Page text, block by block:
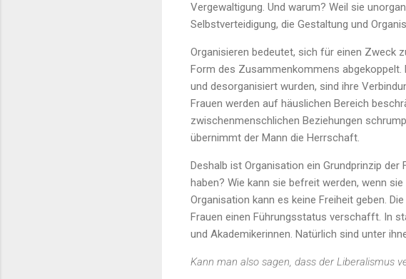
Vergewaltigung. Und warum? Weil sie
Selbstverteidigung, die Gestaltung und
Organisieren bedeutet, sich für einen Zweck
Form des Zusammenkommens
und desorganisiert wurden, sind ihre
Frauen werden auf häuslichen Bereich
zwischenmenschlichen Beziehungen
übernimmt der Mann die Herrschaft.
Deshalb ist Organisation ein Grundprinzip
haben? Wie kann sie befreit werden, wenn
Organisation kann es keine Freiheit geben.
Frauen einen Führungsstatus verschafft. In
und Akademikerinnen. Natürlich sind unter
Kann man also sagen, dass der Liberalismus